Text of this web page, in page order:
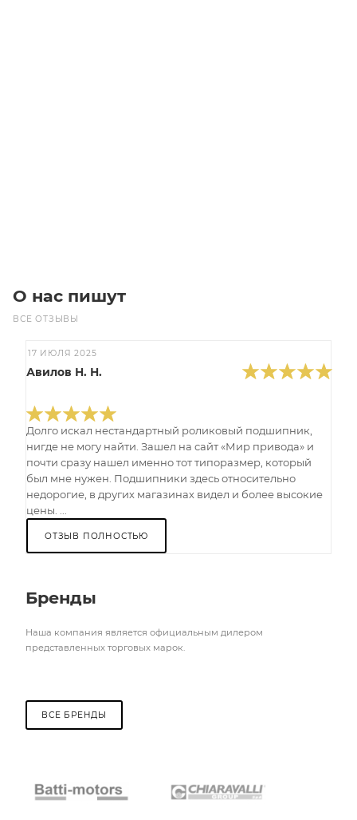
О нас пишут
ВСЕ ОТЗЫВЫ
17 ИЮЛЯ 2025
Авилов Н. Н.
Долго искал нестандартный роликовый подшипник,
нигде не могу найти. Зашел на сайт «Мир привода» и
почти сразу нашел именно тот типоразмер, который
был мне нужен. Подшипники здесь относительно
недорогие, в других магазинах видел и более высокие
цены. ...
ОТЗЫВ ПОЛНОСТЬЮ
Бренды
Наша компания является официальным дилером
представленных торговых марок.
ВСЕ БРЕНДЫ